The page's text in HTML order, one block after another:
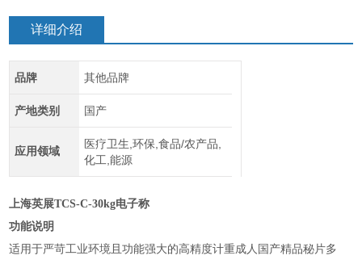
详细介绍
品牌 其他品牌
产地类别 国产
应用领域
医疗卫生,环保,食品/农产品,
化工,能源
上海英展TCS-C-30kg电子称
功能说明
适用于严苛工业环境且功能强大的高精度计重成人国产精品秘片多